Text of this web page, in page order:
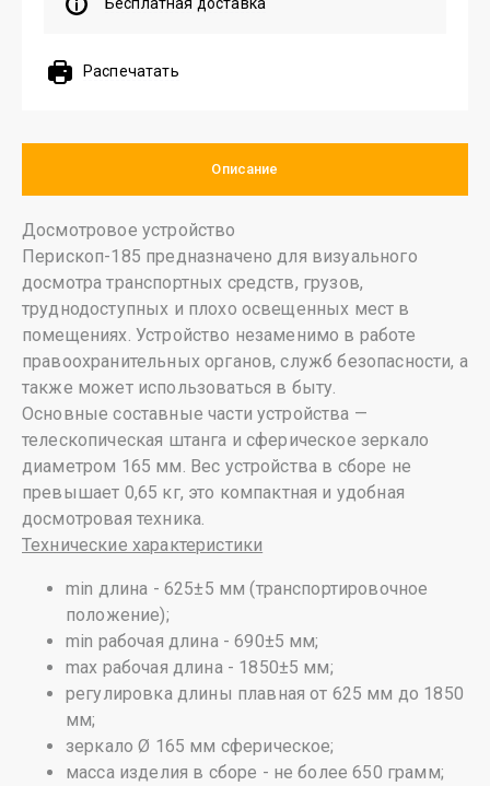
Бесплатная доставка
Распечатать
Описание
Досмотровое устройство
Перископ-185 предназначено для визуального
досмотра транспортных средств, грузов,
труднодоступных и плохо освещенных мест в
помещениях. Устройство незаменимо в работе
правоохранительных органов, служб безопасности, а
также может использоваться в быту.
Основные составные части устройства —
телескопическая штанга и сферическое зеркало
диаметром 165 мм. Вес устройства в сборе не
превышает 0,65 кг, это компактная и удобная
досмотровая техника.
Технические характеристики
min длина - 625±5 мм (транспортировочное
положение);
min рабочая длина - 690±5 мм;
max рабочая длина - 1850±5 мм;
регулировка длины плавная от 625 мм до 1850
мм;
зеркало Ø 165 мм сферическое;
масса изделия в сборе - не более 650 грамм;